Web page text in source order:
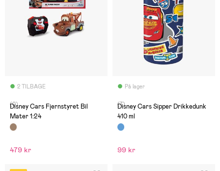
2 TILBAGE
(0)
Disney Cars Fjernstyret Bil
Mater 1:24
479 kr
På lager
(7)
Disney Cars Sipper Drikkedunk
410 ml
99 kr